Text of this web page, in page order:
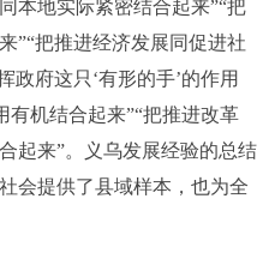
本地实际紧密结合起来”“把
”“把推进经济发展同促进社
政府这只‘有形的手’的作用
有机结合起来”“把推进改革
起来”。义乌发展经验的总结
会提供了县域样本，也为全